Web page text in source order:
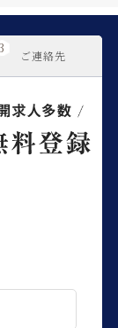
3
ご連絡先